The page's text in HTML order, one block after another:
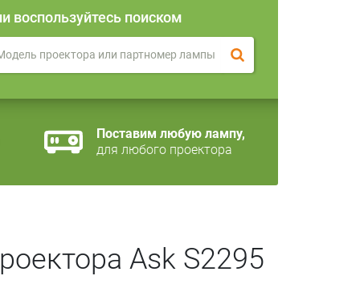
воспользуйтесь поиском
Поставим любую лампу,
для любого проектора
Ask S2295